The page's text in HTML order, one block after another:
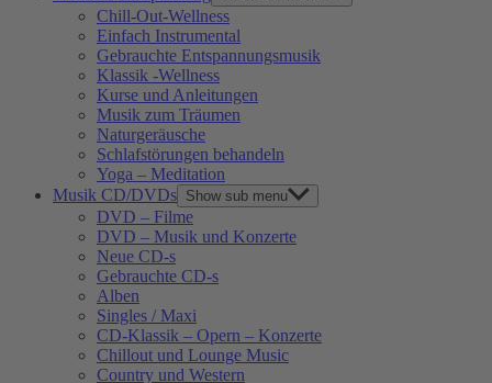
Chill-Out-Wellness
Einfach Instrumental
Gebrauchte Entspannungsmusik
Klassik -Wellness
Kurse und Anleitungen
Musik zum Träumen
Naturgeräusche
Schlafstörungen behandeln
Yoga – Meditation
Musik CD/DVDs Show sub menu
DVD – Filme
DVD – Musik und Konzerte
Neue CD-s
Gebrauchte CD-s
Alben
Singles / Maxi
CD-Klassik – Opern – Konzerte
Chillout und Lounge Music
Country und Western